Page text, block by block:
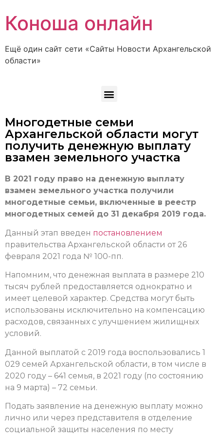
Коноша онлайн
Ещё один сайт сети «Сайты Новости Архангельской
области»
Многодетные семьи
Архангельской области могут
получить денежную выплату
взамен земельного участка
В 2021 году право на денежную выплату
взамен земельного участка получили
многодетные семьи, включенные в реестр
многодетных семей до 31 декабря 2019 года.
Данный этап введен постановлением
правительства Архангельской области от 26
февраля 2021 года № 100-пп.
Напомним, что денежная выплата в размере 210
тысяч рублей предоставляется однократно и
имеет целевой характер. Средства могут быть
использованы исключительно на компенсацию
расходов, связанных с улучшением жилищных
условий.
Данной выплатой с 2019 года воспользовались 1
029 семей Архангельской области, в том числе в
2020 году – 641 семья, в 2021 году (по состоянию
на 9 марта) – 72 семьи.
Подать заявление на денежную выплату можно
лично или через представителя в отделение
социальной защиты населения по месту